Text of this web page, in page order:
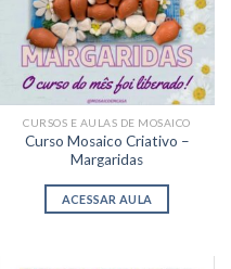
CURSOS E AULAS DE MOSAICO
Curso Mosaico Criativo –
Margaridas
ACESSAR AULA